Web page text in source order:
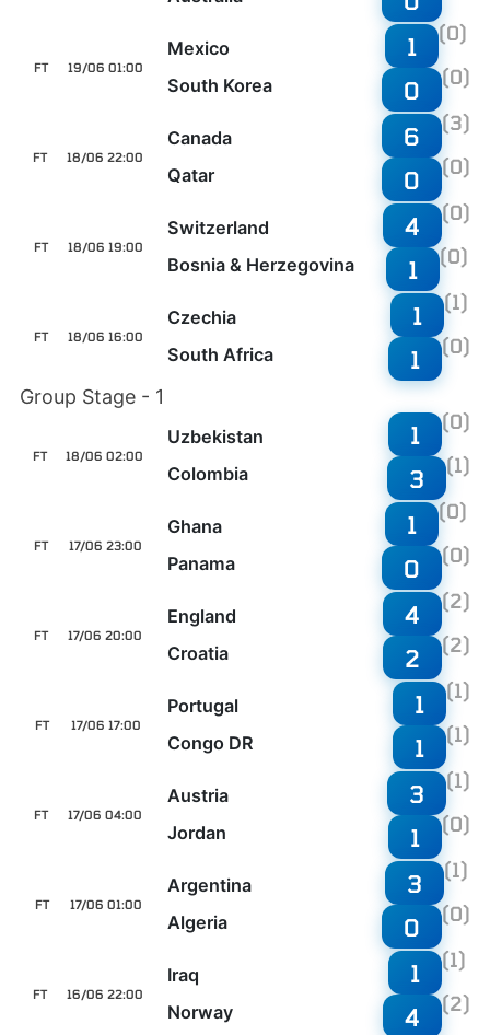
19/06 01:00
FT
Mexico
South Korea
1 (0)
0 (0)
18/06 22:00
FT
Canada
Qatar
6 (3)
0 (0)
18/06 19:00
FT
Switzerland
Bosnia & Herzegovina
4 (0)
1 (0)
18/06 16:00
FT
Czechia
South Africa
1 (1)
1 (0)
Group Stage - 1
18/06 02:00
FT
Uzbekistan
Colombia
1 (0)
3 (1)
17/06 23:00
FT
Ghana
Panama
1 (0)
0 (0)
17/06 20:00
FT
England
Croatia
4 (2)
2 (2)
17/06 17:00
FT
Portugal
Congo DR
1 (1)
1 (1)
17/06 04:00
FT
Austria
Jordan
3 (1)
1 (0)
17/06 01:00
FT
Argentina
Algeria
3 (1)
0 (0)
16/06 22:00
FT
Iraq
Norway
1 (1)
4 (2)